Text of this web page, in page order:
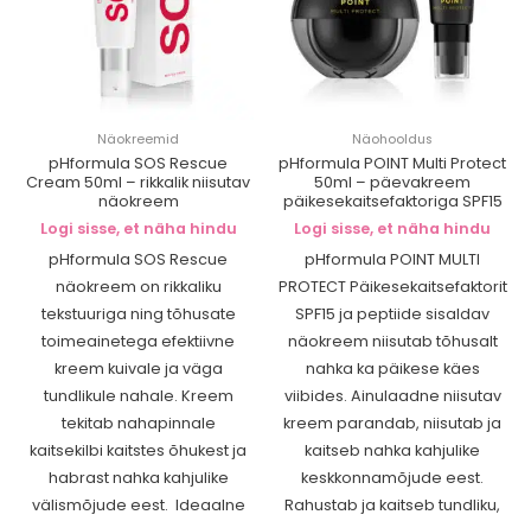
Näokreemid
pHformula SOS Rescue
Cream 50ml – rikkalik niisutav
näokreem
Logi sisse, et näha hindu
pHformula SOS Rescue
näokreem on rikkaliku
tekstuuriga ning tõhusate
toimeainetega efektiivne
kreem kuivale ja väga
tundlikule nahale. Kreem
tekitab nahapinnale
kaitsekilbi kaitstes õhukest ja
habrast nahka kahjulike
välismõjude eest. Ideaalne
Näohooldus
pHformula POINT Multi Protect
50ml – päevakreem
päikesekaitsefaktoriga SPF15
Logi sisse, et näha hindu
pHformula POINT MULTI
PROTECT Päikesekaitsefaktorit
SPF15 ja peptiide sisaldav
näokreem niisutab tõhusalt
nahka ka päikese käes
viibides. Ainulaadne niisutav
kreem parandab, niisutab ja
kaitseb nahka kahjulike
keskkonnamõjude eest.
Rahustab ja kaitseb tundliku,